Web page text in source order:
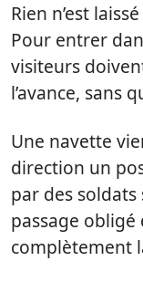
Rien n’est
Pour entrer
visiteurs
l’avance, sans
Une navette
direction un
par des soldats
passage obligé
complètement